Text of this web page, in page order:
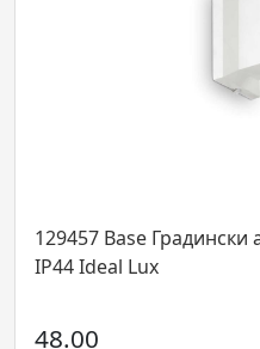
Base Градински аплик
Ideal Lux